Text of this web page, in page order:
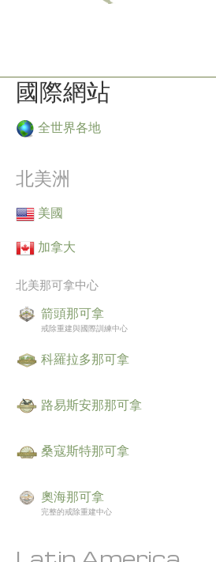
國際網站
全世界各地
北美洲
美國
加拿大
北美那可拿中心
箭頭那可拿
戒除重建與國際訓練中心
科羅拉多那可拿
路易斯安那那可拿
桑寇斯特那可拿
奧海那可拿
完整的戒除重建中心